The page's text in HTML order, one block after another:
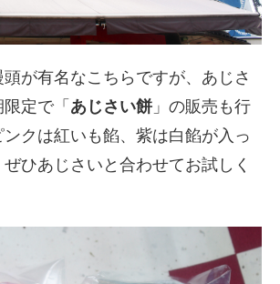
が有名なこちらですが、あじさ
定で「 あじさい餅 」の販売も行
クは紅いも餡、紫は白餡が入っ
ひあじさいと合わせてお試しく